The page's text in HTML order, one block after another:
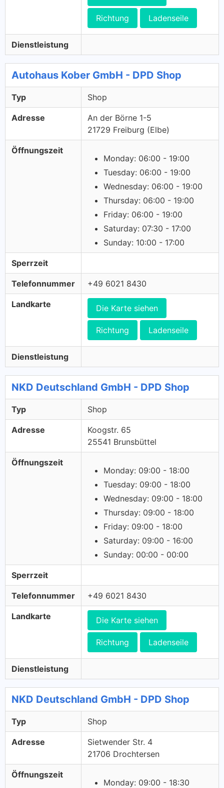
Richtung Ladenseile
Dienstleistung
Autohaus Kober GmbH - DPD Shop
Typ Shop
Adresse
An der Börne 1-5
21729 Freiburg (Elbe)
Öffnungszeit
Monday: 06:00 - 19:00
Tuesday: 06:00 - 19:00
Wednesday: 06:00 - 19:00
Thursday: 06:00 - 19:00
Friday: 06:00 - 19:00
Saturday: 07:30 - 17:00
Sunday: 10:00 - 17:00
Sperrzeit
Telefonnummer +49 6021 8430
Landkarte Die Karte siehen
Richtung Ladenseile
Dienstleistung
NKD Deutschland GmbH - DPD Shop
Typ Shop
Adresse
Koogstr. 65
25541 Brunsbüttel
Öffnungszeit
Monday: 09:00 - 18:00
Tuesday: 09:00 - 18:00
Wednesday: 09:00 - 18:00
Thursday: 09:00 - 18:00
Friday: 09:00 - 18:00
Saturday: 09:00 - 16:00
Sunday: 00:00 - 00:00
Sperrzeit
Telefonnummer +49 6021 8430
Landkarte Die Karte siehen
Richtung Ladenseile
Dienstleistung
NKD Deutschland GmbH - DPD Shop
Typ Shop
Adresse
Sietwender Str. 4
21706 Drochtersen
Öffnungszeit
Monday: 09:00 - 18:30